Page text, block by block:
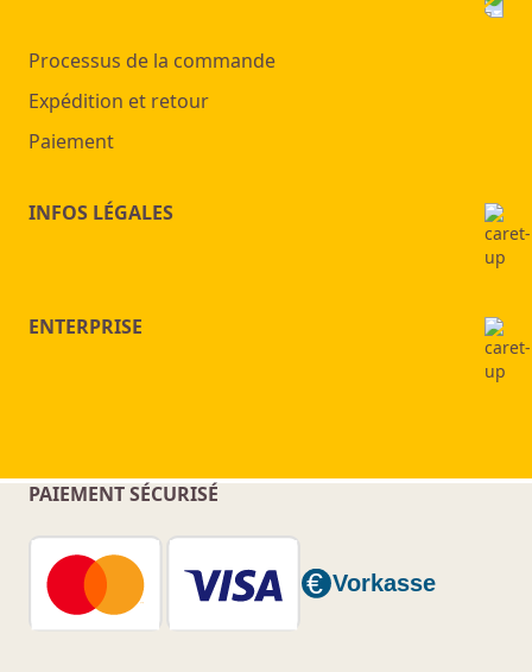
Processus de la commande
Expédition et retour
Paiement
INFOS LÉGALES
ENTERPRISE
PAIEMENT SÉCURISÉ